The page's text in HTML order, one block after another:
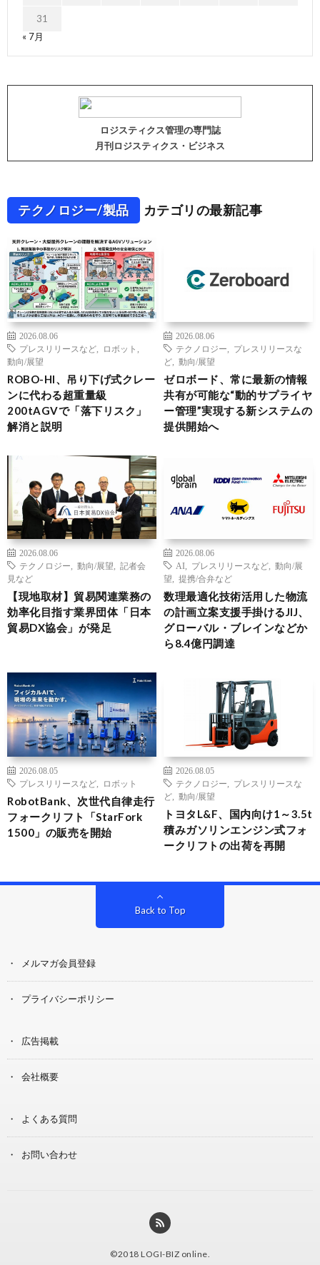
31
« 7月
ロジスティクス管理の専門誌
月刊ロジスティクス・ビジネス
テクノロジー/製品 カテゴリの最新記事
2026.08.06
プレスリリースなど
ロボット
動向/展望
ROBO-HI、吊り下げ式クレー
ンに代わる超重量級
200tAGVで「落下リスク」
解消と説明
2026.08.06
テクノロジー
プレスリリースな
ど
動向/展望
ゼロボード、常に最新の情報
共有が可能な“動的サプライヤ
ー管理”実現する新システムの
提供開始へ
2026.08.06
テクノロジー
動向/展望
記者会
見など
【現地取材】貿易関連業務の
効率化目指す業界団体「日本
貿易DX協会」が発足
2026.08.06
AI
プレスリリースなど
動向/展
望
提携/合弁など
数理最適化技術活用した物流
の計画立案支援手掛けるJIJ、
グローバル・ブレインなどか
ら8.4億円調達
2026.08.05
プレスリリースなど
ロボット
RobotBank、次世代自律走行
フォークリフト「StarFork
1500」の販売を開始
2026.08.05
テクノロジー
プレスリリースな
ど
動向/展望
トヨタL&F、国内向け1～3.5t
積みガソリンエンジン式フォ
ークリフトの出荷を再開
Back to Top
メルマガ会員登録
プライバシーポリシー
広告掲載
会社概要
よくある質問
お問い合わせ
©2018 LOGI-BIZ online